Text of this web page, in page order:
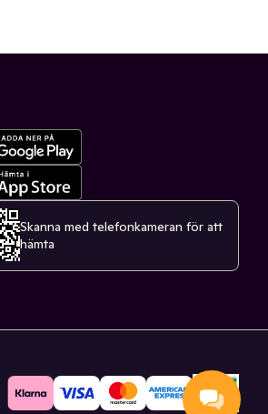
Skanna med telefonkameran för att
hämta